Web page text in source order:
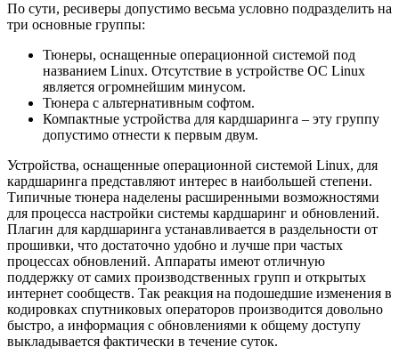
По сути, ресиверы допустимо весьма условно подразделить на
три основные группы:
Тюнеры, оснащенные операционной системой под
названием Linux. Отсутствие в устройстве ОС Linux
является огромнейшим минусом.
Тюнера с альтернативным софтом.
Компактные устройства для кардшаринга – эту группу
допустимо отнести к первым двум.
Устройства, оснащенные операционной системой Linux, для
кардшаринга представляют интерес в наибольшей степени.
Типичные тюнера наделены расширенными возможностями
для процесса настройки системы кардшаринг и обновлений.
Плагин для кардшаринга устанавливается в раздельности от
прошивки, что достаточно удобно и лучше при частых
процессах обновлений. Аппараты имеют отличную
поддержку от самих производственных групп и открытых
интернет сообществ. Так реакция на подошедшие изменения в
кодировках спутниковых операторов производится довольно
быстро, а информация с обновлениями к общему доступу
выкладывается фактически в течение суток.